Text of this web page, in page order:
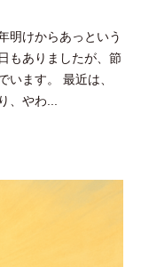
明けからあっという
もありましたが、節
います。 最近は、
、やわ...